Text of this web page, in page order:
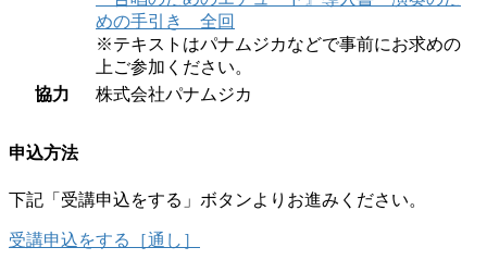
めの手引き 全回
※テキストはパナムジカなどで事前にお求めの
上ご参加ください。
協力
株式会社パナムジカ
申込方法
下記「受講申込をする」ボタンよりお進みください。
受講申込をする［通し］